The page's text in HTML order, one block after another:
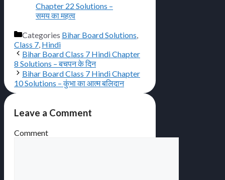
Chapter 22 Solutions –
समय का महत्व
Categories Bihar Board Solutions
Class 7 Hindi
Bihar Board Class 7 Hindi Chapter
8 Solutions – बचपन के दिन
Bihar Board Class 7 Hindi Chapter
10 Solutions – कुंभा का आत्म बलिदान
Leave a Comment
Comment